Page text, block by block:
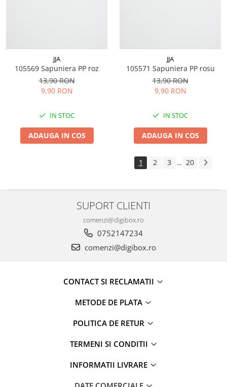
JJA
105569 Sapuniera PP roz
13,90 RON
9,90 RON
IN STOC
ADAUGA IN COS
JJA
105571 Sapuniera PP rosu
13,90 RON
9,90 RON
IN STOC
ADAUGA IN COS
1 2 3 ... 20
SUPORT CLIENTI
comenzi@digibox.ro
0752147234
comenzi@digibox.ro
CONTACT SI RECLAMATII
METODE DE PLATA
POLITICA DE RETUR
TERMENI SI CONDITII
INFORMATII LIVRARE